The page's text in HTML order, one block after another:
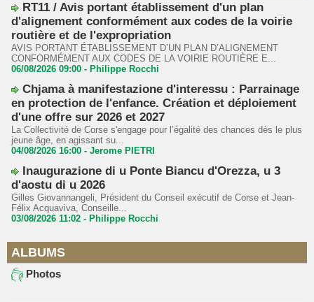
RT11 / Avis portant établissement d'un plan
d'alignement conformément aux codes de la voirie
routière et de l'expropriation
AVIS PORTANT ÉTABLISSEMENT D’UN PLAN D’ALIGNEMENT
CONFORMÉMENT AUX CODES DE LA VOIRIE ROUTIÈRE E...
06/08/2026 09:00 - Philippe Rocchi
Chjama à manifestazione d'interessu : Parrainage
en protection de l'enfance. Création et déploiement
d'une offre sur 2026 et 2027
La Collectivité de Corse s'engage pour l’égalité des chances dès le plus
jeune âge, en agissant su...
04/08/2026 16:00 - Jerome PIETRI
Inaugurazione di u Ponte Biancu d'Orezza, u 3
d'aostu di u 2026
Gilles Giovannangeli, Président du Conseil exécutif de Corse et Jean-
Félix Acquaviva, Conseille...
03/08/2026 11:02 - Philippe Rocchi
ALBUMS
Photos